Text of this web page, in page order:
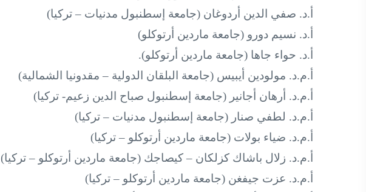
أ.د. صفي الدين أردوغان (جامعة إسطنبول مدنيات – تركيا)
أ.د. نسيم دورو (جامعة ماردين أرتوكلو)
أ.د. حواء جاها (جامعة ماردين أرتوكلو).
أ.م.د. مولودين أيبيس (جامعة البلقان الدولية – مقدونيا الشمالية)
أ.م.د. أرهان أجانير (جامعة إسطنبول صباح الدين زعيم- تركيا)
أ.م.د. لطفي صنار (جامعة إسطنبول مدنيات – تركيا)
أ.م.د. ضياء بولات (جامعة ماردين أرتوكلو – تركيا)
أ.م.د. زلال باشاك كزلكان – كيصاجك (جامعة ماردين أرتوكلو – تركيا)
أ.م.د. عزت جيفغن (جامعة ماردين أرتوكلو – تركيا)